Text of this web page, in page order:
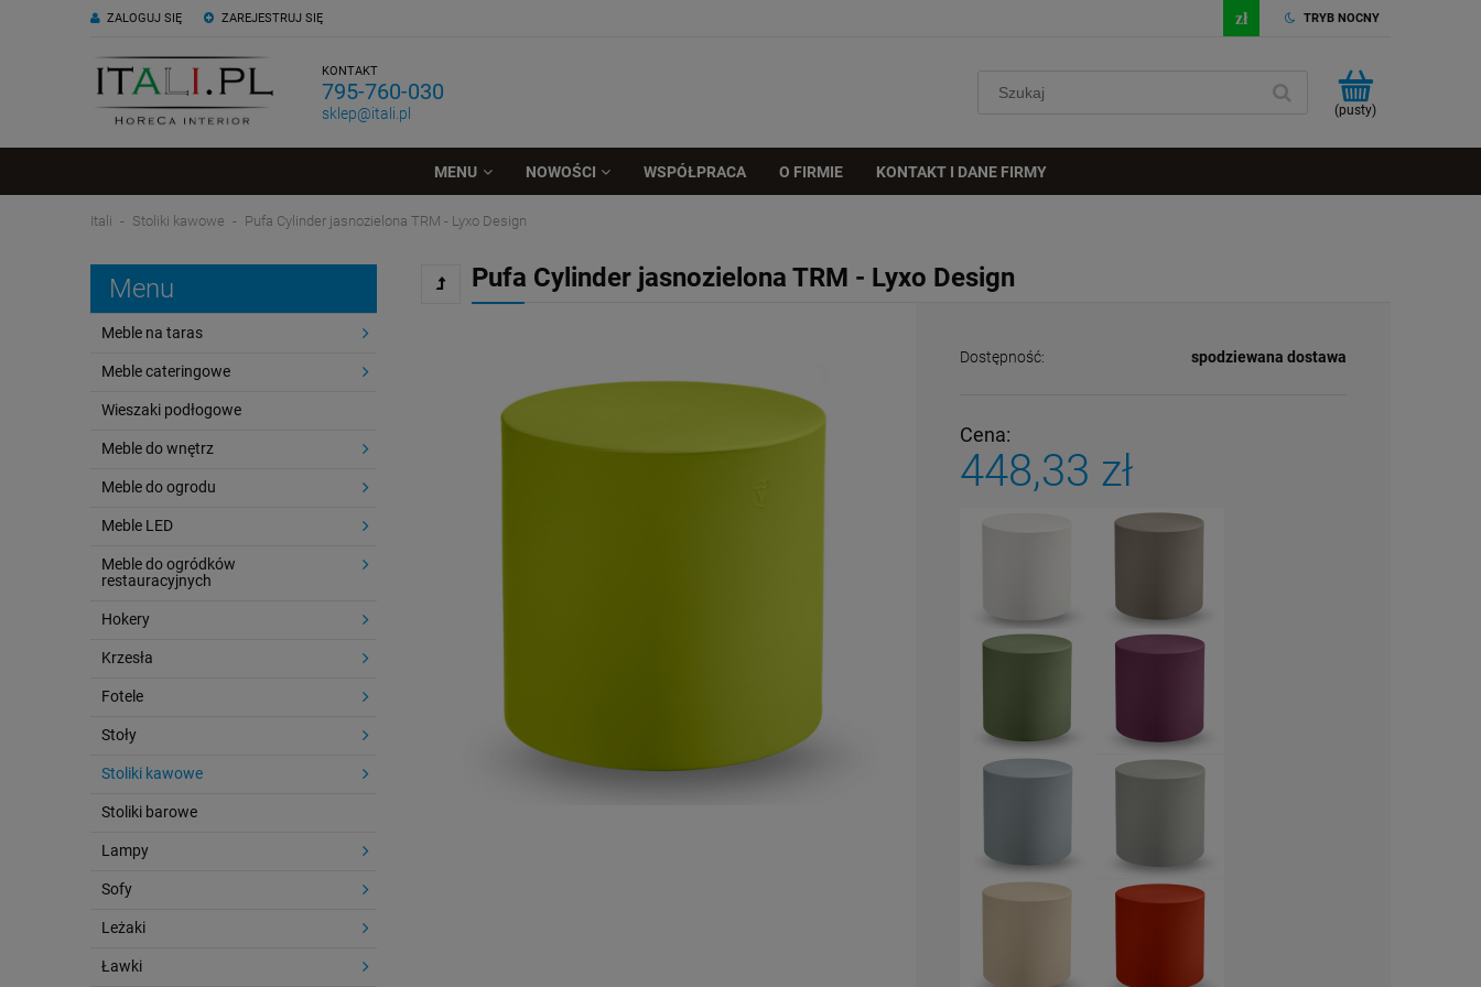
ZAREJESTRUJ SIĘ
ZALOGUJ SIĘ TRYB NOCNY
KONTAKT
795-760-030
sklep@itali.pl (pusty)
MENU NOWOŚCI WSPÓŁPRACA O FIRMIE KONTAKT I DANE FIRMY
Itali Stoliki kawowe Pufa Cylinder jasnozielona TRM - Lyxo Design
Menu
Meble na taras
Meble cateringowe
Wieszaki podłogowe
Meble do wnętrz
Meble do ogrodu
Meble LED
Meble do ogródków
restauracyjnych
Hokery
Krzesła
Fotele
Stoły
Stoliki kawowe
Stoliki barowe
Lampy
Sofy
Leżaki
Ławki
Pufa Cylinder jasnozielona TRM - Lyxo Design
Dostępność: spodziewana dostawa
Cena:
448,33 zł